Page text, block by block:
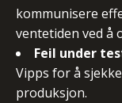
kommunisere
ventetiden ved å
Feil under
Vipps for å
produksjon.